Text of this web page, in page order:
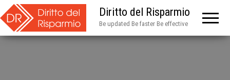
Diritto del Risparmio
Be updated Be faster Be effective